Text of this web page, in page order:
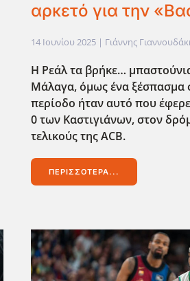
αρκετό για την
14 Ιουνίου 2025 | Γιάννης
Η Ρεάλ τα βρήκε…
Μάλαγα, όμως ένα ξέσπασμα
περίοδο ήταν αυτό που
0 των Καστιγιάνων, στον
τελικούς της ACB.
ΠΕΡΙΣΣΌΤΕΡΑ...